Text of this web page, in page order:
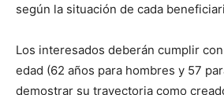
según la situación de cada
Los interesados deberán cumplir
edad (62 años para hombres y 57
demostrar su trayectoria como